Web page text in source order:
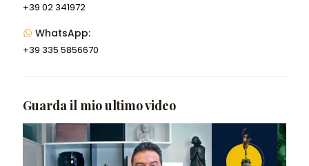
+39 02 341972
WhatsApp:
+39 335 5856670
Guarda il mio ultimo video